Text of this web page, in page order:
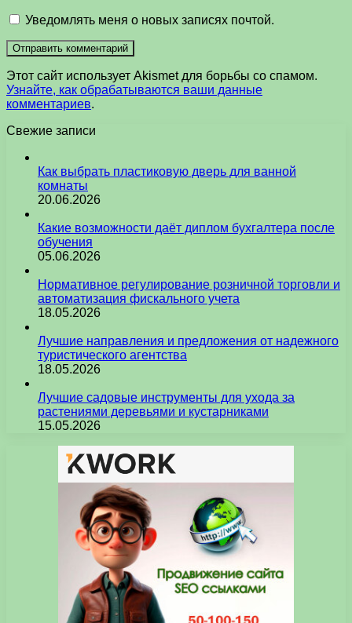
Уведомлять меня о новых записях почтой.
Этот сайт использует Akismet для борьбы со спамом.
Узнайте, как обрабатываются ваши данные
комментариев.
Свежие записи
Как выбрать пластиковую дверь для ванной
комнаты
20.06.2026
Какие возможности даёт диплом бухгалтера после
обучения
05.06.2026
Нормативное регулирование розничной торговли и
автоматизация фискального учета
18.05.2026
Лучшие направления и предложения от надежного
туристического агентства
18.05.2026
Лучшие садовые инструменты для ухода за
растениями деревьями и кустарниками
15.05.2026